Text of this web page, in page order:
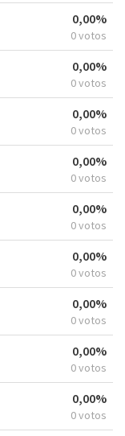
0,00%
0 votos
0,00%
0 votos
0,00%
0 votos
0,00%
0 votos
0,00%
0 votos
0,00%
0 votos
0,00%
0 votos
0,00%
0 votos
0,00%
0 votos